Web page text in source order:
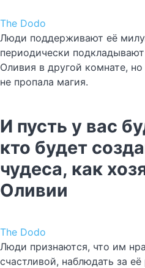
The Dodo
Люди поддерживают её
периодически
Оливия в другой комнате,
не пропала магия.
И пусть у вас
кто будет
чудеса, как
Оливии
The Dodo
Люди признаются, что им
счастливой, наблюдать за